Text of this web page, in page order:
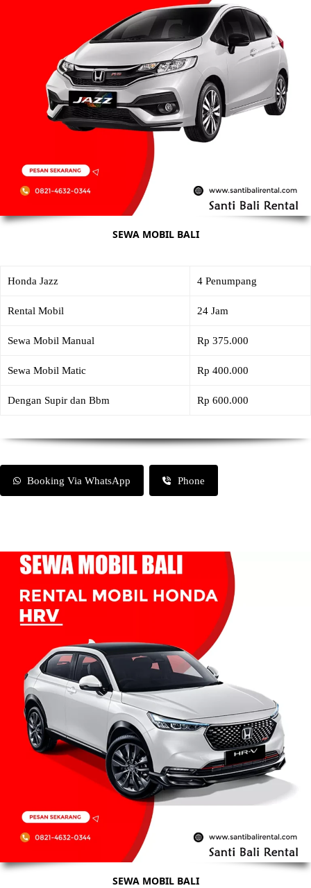
SEWA MOBIL BALI
Honda Jazz 4 Penumpang
Rental Mobil 24 Jam
Sewa Mobil Manual Rp 375.000
Sewa Mobil Matic Rp 400.000
Dengan Supir dan Bbm Rp 600.000
Booking Via WhatsApp Phone
SEWA MOBIL BALI